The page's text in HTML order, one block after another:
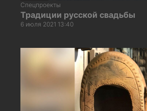
Спецпроекты
Традиции русской свадьбы
6 июля 2021 13:40